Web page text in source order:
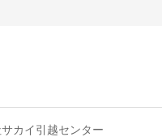
カイ引越センター